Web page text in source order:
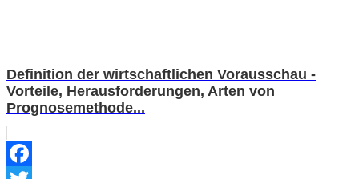
Definition der wirtschaftlichen Vorausschau -
Vorteile, Herausforderungen, Arten von
Prognosemethode...